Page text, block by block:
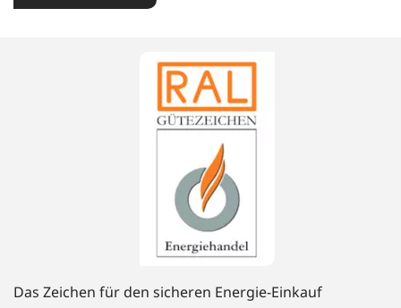
Das Zeichen für den sicheren Energie-Einkauf